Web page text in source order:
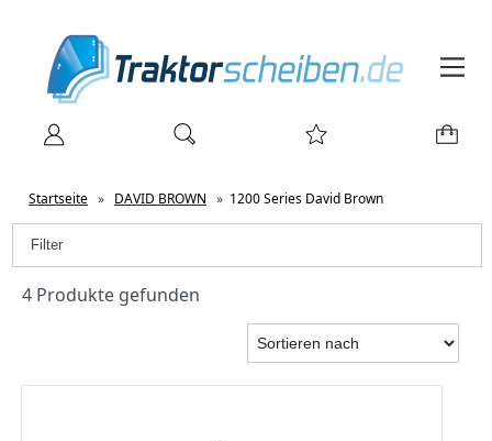
Startseite » DAVID BROWN » 1200 Series David Brown
Filter
4 Produkte gefunden